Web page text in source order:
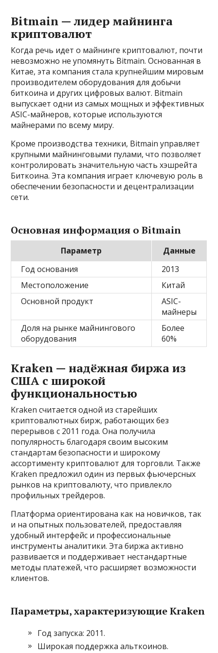
Bitmain — лидер майнинга
криптовалют
Когда речь идет о майнинге криптовалют, почти
невозможно не упомянуть Bitmain. Основанная в
Китае, эта компания стала крупнейшим мировым
производителем оборудования для добычи
биткоина и других цифровых валют. Bitmain
выпускает одни из самых мощных и эффективных
ASIC-майнеров, которые используются
майнерами по всему миру.
Кроме производства техники, Bitmain управляет
крупными майнинговыми пулами, что позволяет
контролировать значительную часть хэшрейта
Биткоина. Эта компания играет ключевую роль в
обеспечении безопасности и децентрализации
сети.
Основная информация о Bitmain
Параметр
Данные
Год основания
2013
Местоположение
Китай
Основной продукт
ASIC-
майнеры
Доля на рынке майнингового
оборудования
Более
60%
Kraken — надёжная биржа из
США с широкой
функциональностью
Kraken считается одной из старейших
криптовалютных бирж, работающих без
перерывов с 2011 года. Она получила
популярность благодаря своим высоким
стандартам безопасности и широкому
ассортименту криптовалют для торговли. Также
Kraken предложил один из первых фьючерсных
рынков на криптовалюту, что привлекло
профильных трейдеров.
Платформа ориентирована как на новичков, так
и на опытных пользователей, предоставляя
удобный интерфейс и профессиональные
инструменты аналитики. Эта биржа активно
развивается и поддерживает нестандартные
методы платежей, что расширяет возможности
клиентов.
Параметры, характеризующие Kraken
Год запуска: 2011.
Широкая поддержка альткоинов.